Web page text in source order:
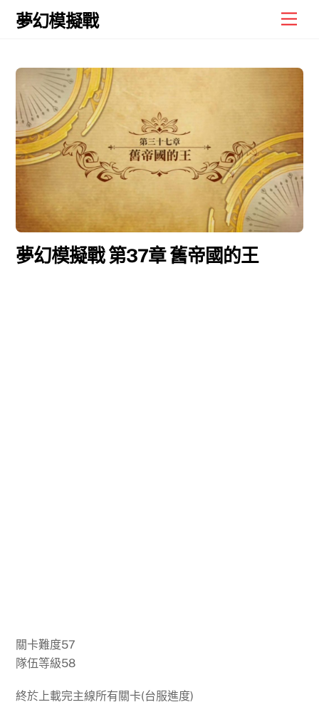
Skip
夢幻模擬戰
夢幻模擬戰 第37章 舊帝國的王
關卡難度57
隊伍等級58
終於上載完主線所有關卡(台服進度)